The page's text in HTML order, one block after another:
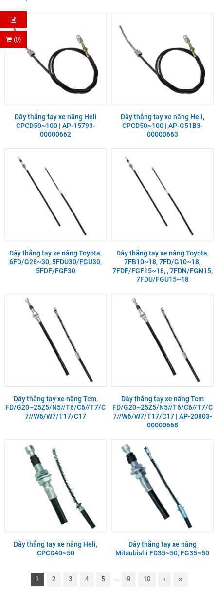
(0)
Dây thắng tay xe nâng Heli
CPCD50~100 | AP-15793-
00000662
Dây thắng tay xe nâng Heli,
CPCD50~100 | AP-G51B3-
00000663
Dây thắng tay xe nâng Toyota,
6FD/G28~30, 5FDU30/FGU30,
5FDF/FGF30
Dây thắng tay xe nâng Toyota,
7FB10~18, 7FD/G10~18,
7FDF/FGF15~18, , 7FDN/FGN15,
7FDU/FGU15~18
Dây thắng tay xe nâng Tcm,
FD/G20~25Z5/N5//T6/C6//T7/C
7//W6/W7/T17/C17
Dây thắng tay xe nâng Tcm
FD/G20~25Z5/N5//T6/C6//T7/C
7//W6/W7/T17/C17 | AP-20803-
00000668
Dây thắng tay xe nâng Heli,
CPCD40~50
Dây thắng tay xe nâng
Mitsubishi FD35~50, FG35~50
1 2 3 4 5 9 10 › ››